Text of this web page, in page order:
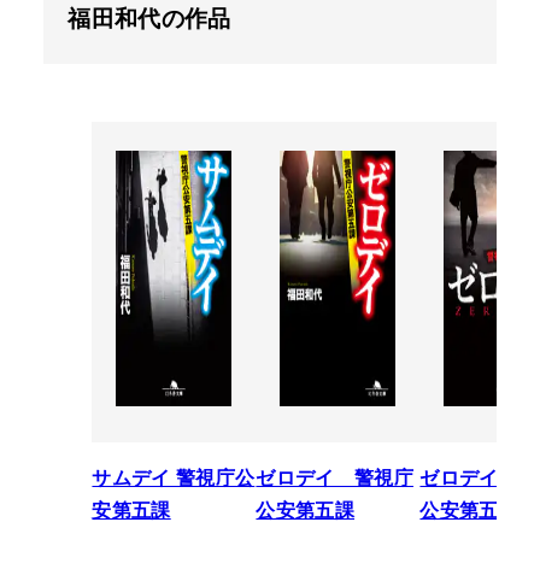
福田和代の作品
サムデイ 警視庁公
安第五課
ゼロデイ 警視庁
公安第五課
ゼロデイ 警
公安第五課